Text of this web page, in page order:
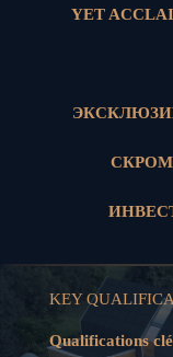
YET
KEY
Qualifications